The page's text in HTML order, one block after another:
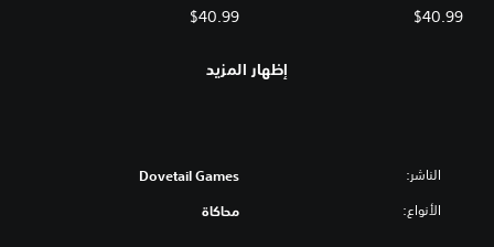
Oldenburg
$40.99
Salzburg Route Add-On
$40.99
إظهار المزيد
الناشر: Dovetail Games
الأنواع: محاكاة